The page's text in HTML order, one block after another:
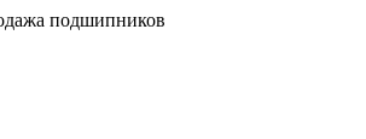
подшипников